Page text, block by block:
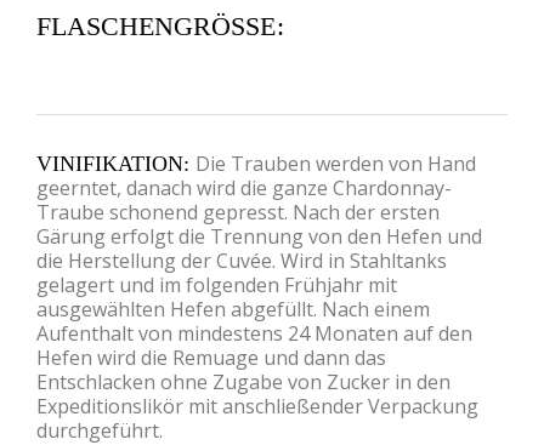
FLASCHENGRÖSSE
VINIFIKATION Die Trauben werden von Hand
geerntet, danach wird die ganze Chardonnay-
Traube schonend gepresst. Nach der ersten
Gärung erfolgt die Trennung von den Hefen und
die Herstellung der Cuvée. Wird in Stahltanks
gelagert und im folgenden Frühjahr mit
ausgewählten Hefen abgefüllt. Nach einem
Aufenthalt von mindestens 24 Monaten auf den
Hefen wird die Remuage und dann das
Entschlacken ohne Zugabe von Zucker in den
Expeditionslikör mit anschließender Verpackung
durchgeführt.